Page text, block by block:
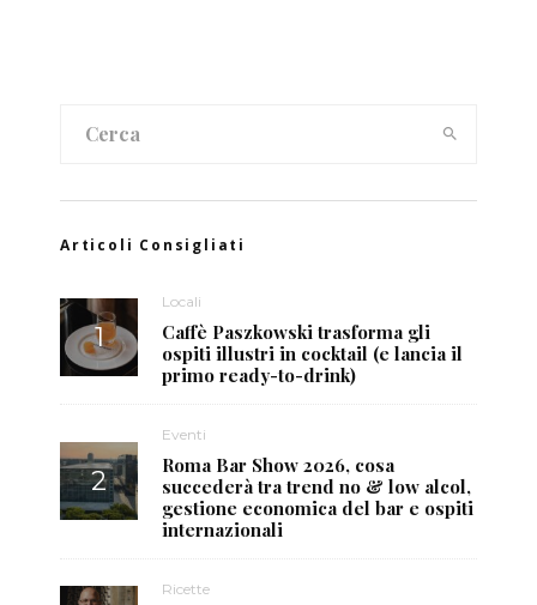
Articoli Consigliati
Locali
Caffè Paszkowski trasforma gli
ospiti illustri in cocktail (e lancia il
primo ready-to-drink)
Eventi
Roma Bar Show 2026, cosa
succederà tra trend no & low alcol,
gestione economica del bar e ospiti
internazionali
Ricette